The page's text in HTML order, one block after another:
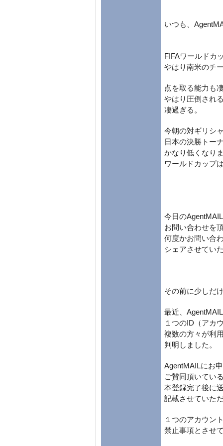
いつも、
FIFAワールドカ
やはり南米のチ
点を取る能力も
やはり圧倒され
凄過ぎる。
今朝の対ギリシ
日本の決勝トー
かなり低くなり
ワールドカップ
今日の
お問い合わせを
何度かお問い合
シェアさせてい
その前に少しだ
最近、
１つのID（アカ
複数の方々が利
判明しました。
AgentMAILにお
ご賛同頂いてい
本登録完了後に
記載させていた
１つのアカウン
禁止事項とさせ